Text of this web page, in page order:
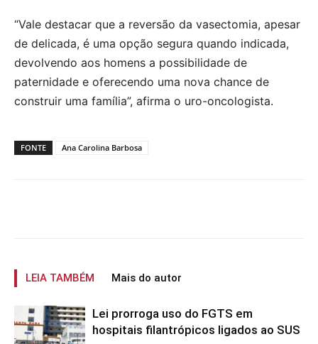
“Vale destacar que a reversão da vasectomia, apesar
de delicada, é uma opção segura quando indicada,
devolvendo aos homens a possibilidade de
paternidade e oferecendo uma nova chance de
construir uma família”, afirma o uro-oncologista.
FONTE Ana Carolina Barbosa
LEIA TAMBÉM Mais do autor
Lei prorroga uso do FGTS em
hospitais filantrópicos ligados ao SUS